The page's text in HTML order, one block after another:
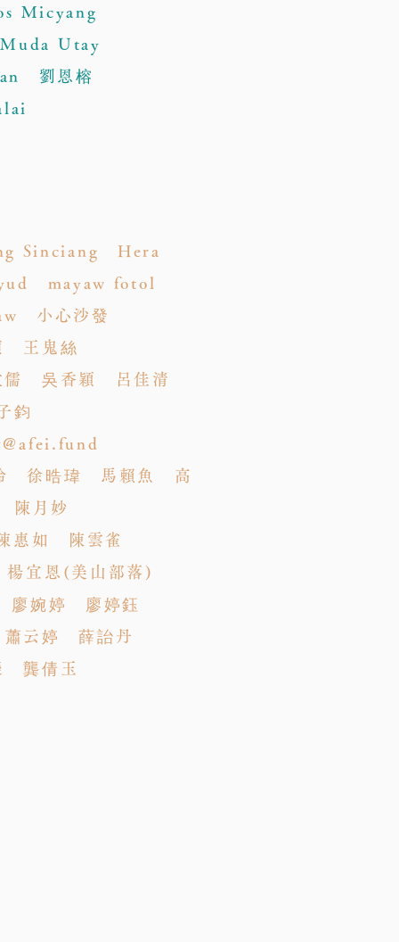
Micyang
Utay
劉恩榕
Sinciang Hera
mayaw fotol
小心沙發
王鬼絲
儒 吳香穎 呂佳清
鈞
徐晧瑋 馬賴魚 高
月妙
如 陳雲雀
宜恩(美山部落)
婉婷 廖婷鈺
云婷 薛詒丹
龔倩玉